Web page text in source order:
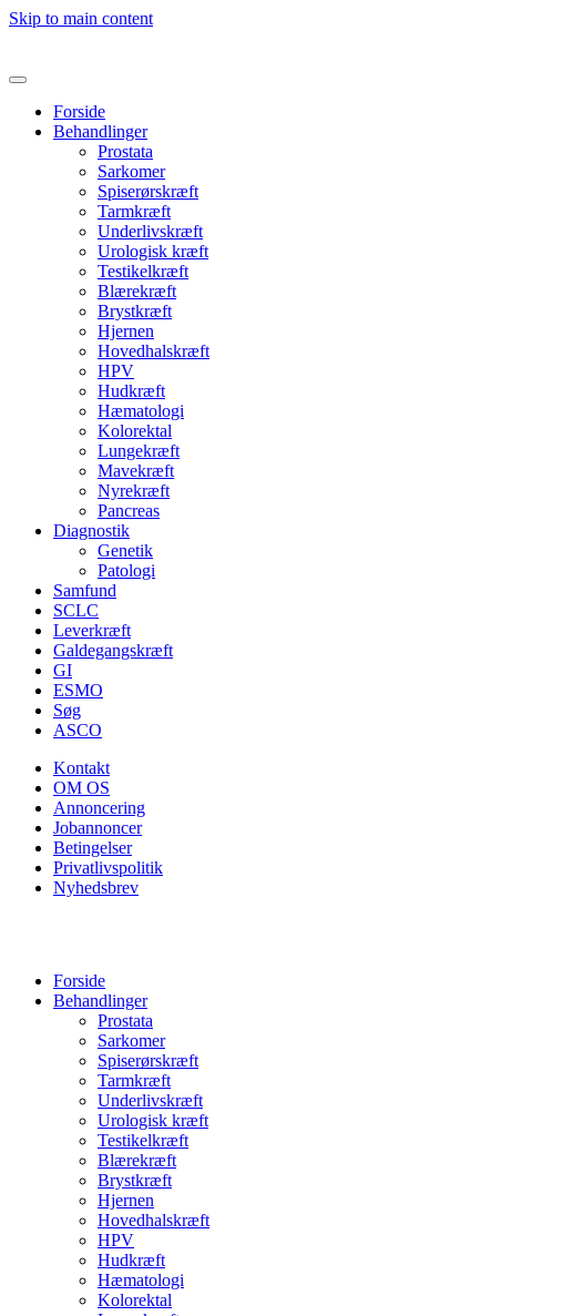
Skip to main content
Forside
Behandlinger
Prostata
Sarkomer
Spiserørskræft
Tarmkræft
Underlivskræft
Urologisk kræft
Testikelkræft
Blærekræft
Brystkræft
Hjernen
Hovedhalskræft
HPV
Hudkræft
Hæmatologi
Kolorektal
Lungekræft
Mavekræft
Nyrekræft
Pancreas
Diagnostik
Genetik
Patologi
Samfund
SCLC
Leverkræft
Galdegangskræft
GI
ESMO
Søg
ASCO
Kontakt
OM OS
Annoncering
Jobannoncer
Betingelser
Privatlivspolitik
Nyhedsbrev
Forside
Behandlinger
Prostata
Sarkomer
Spiserørskræft
Tarmkræft
Underlivskræft
Urologisk kræft
Testikelkræft
Blærekræft
Brystkræft
Hjernen
Hovedhalskræft
HPV
Hudkræft
Hæmatologi
Kolorektal